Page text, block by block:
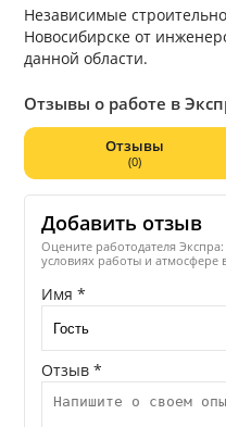
Независимые
Новосибирске от
данной области.
Отзывы о работе в
Отзывы
(0)
Добавить отзыв
Оцените работодателя
условиях работы и атмосфере
Имя *
Отзыв *